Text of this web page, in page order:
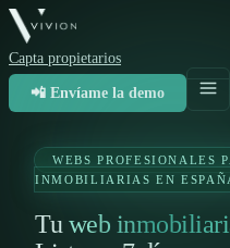
Capta propietarios
📲 Envíame la demo
WEBS PROFESIONALES
INMOBILIARIAS EN
Tu web